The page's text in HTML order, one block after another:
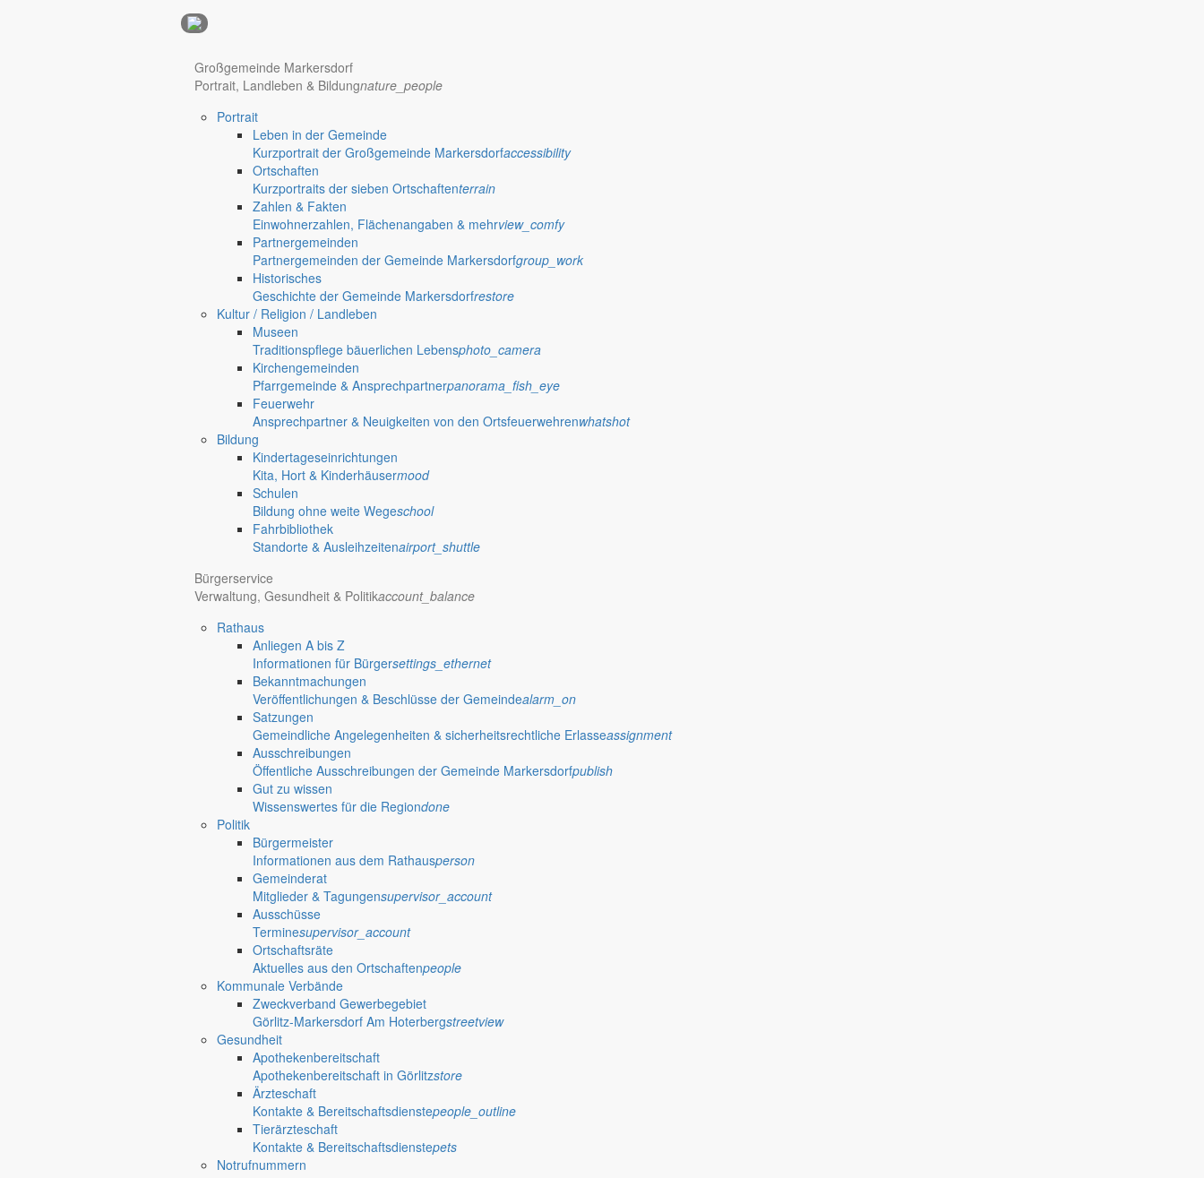
Hotel Nürnberg
anzeigen@gemeinde-markersdorf.de
Großgemeinde Markersdorf
Portrait, Landleben & Bildungnature_people
Portrait
Leben in der Gemeinde
Kurzportrait der Großgemeinde Markersdorfaccessibility
Ortschaften
Kurzportraits der sieben Ortschaftenterrain
Zahlen & Fakten
Einwohnerzahlen, Flächenangaben & mehrview_comfy
Partnergemeinden
Partnergemeinden der Gemeinde Markersdorfgroup_work
Historisches
Geschichte der Gemeinde Markersdorfrestore
Kultur / Religion / Landleben
Museen
Traditionspflege bäuerlichen Lebensphoto_camera
Kirchengemeinden
Pfarrgemeinde & Ansprechpartnerpanorama_fish_eye
Feuerwehr
Ansprechpartner & Neuigkeiten von den Ortsfeuerwehrenwhatshot
Bildung
Kindertageseinrichtungen
Kita, Hort & Kinderhäusermood
Schulen
Bildung ohne weite Wegeschool
Fahrbibliothek
Standorte & Ausleihzeitenairport_shuttle
Bürgerservice
Verwaltung, Gesundheit & Politikaccount_balance
Rathaus
Anliegen A bis Z
Informationen für Bürgersettings_ethernet
Bekanntmachungen
Veröffentlichungen & Beschlüsse der Gemeindealarm_on
Satzungen
Gemeindliche Angelegenheiten & sicherheitsrechtliche Erlasseassignment
Ausschreibungen
Öffentliche Ausschreibungen der Gemeinde Markersdorfpublish
Gut zu wissen
Wissenswertes für die Regiondone
Politik
Bürgermeister
Informationen aus dem Rathausperson
Gemeinderat
Mitglieder & Tagungensupervisor_account
Ausschüsse
Terminesupervisor_account
Ortschaftsräte
Aktuelles aus den Ortschaftenpeople
Kommunale Verbände
Zweckverband Gewerbegebiet
Görlitz-Markersdorf Am Hoterbergstreetview
Gesundheit
Apothekenbereitschaft
Apothekenbereitschaft in Görlitzstore
Ärzteschaft
Kontakte & Bereitschaftsdienstepeople_outline
Tierärzteschaft
Kontakte & Bereitschaftsdienstepets
Notrufnummern
chevron_right Aktivitäten chevron_right Veranstaltungen